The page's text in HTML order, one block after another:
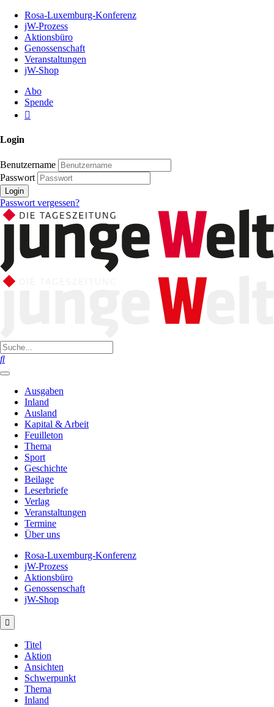
Inhalt
Seite
Rosa-Luxemburg-Konferenz
jW-Prozess
Aktionsbüro
Genossenschaft
Veranstaltungen
jW-Shop
Abo
Spende
Login
Benutzername
Passwort
Login
Passwort vergessen?
Ausgaben
Inland
Ausland
Kapital & Arbeit
Feuilleton
Thema
Sport
Geschichte
Beilage
Leserbriefe
Verlag
Veranstaltungen
Termine
Über uns
Rosa-Luxemburg-Konferenz
jW-Prozess
Aktionsbüro
Genossenschaft
jW-Shop
Titel
Aktion
Ansichten
Schwerpunkt
Thema
Inland